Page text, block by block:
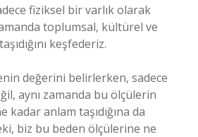
fiziksel bir varlık olarak
toplumsal, kültürel ve
keşfederiz.
değerini belirlerken, sadece
aynı zamanda bu ölçülerin
anlam taşıdığına da
biz bu beden ölçülerine ne